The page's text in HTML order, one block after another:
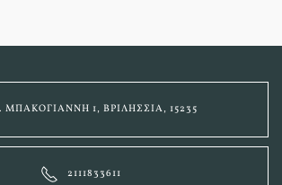
ΜΠΑΚΟΓΙΆΝΝΗ 1, ΒΡΙΛΉΣΣΙΑ, 15235
2111833611